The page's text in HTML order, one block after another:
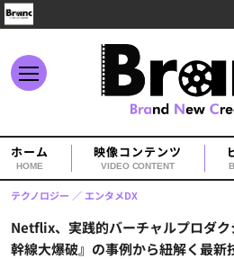
ホーム
HOME
映像コンテンツ
VIDEO CONTENT
Netflix、実践的バーチャルプロダ
幹線大爆破』の事例から紐解く最新
テクノロジー エンタメDX